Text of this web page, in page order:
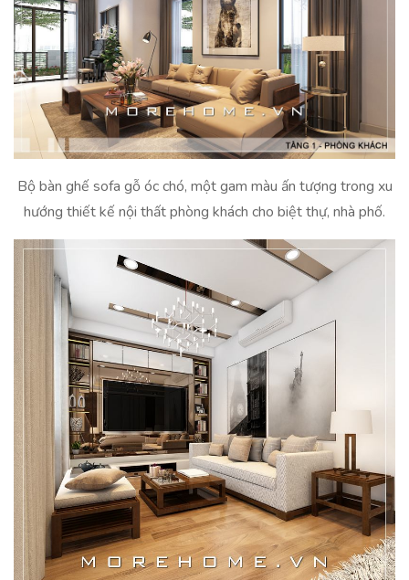
Bộ bàn ghế sofa gỗ óc chó, một gam màu ấn tượng trong xu
hướng thiết kế nội thất phòng khách cho biệt thự, nhà phố.